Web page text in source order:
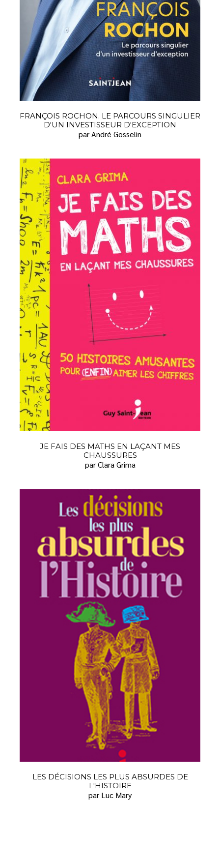
FRANÇOIS ROCHON. LE PARCOURS SINGULIER
D'UN INVESTISSEUR D'EXCEPTION
par André Gosselin
JE FAIS DES MATHS EN LAÇANT MES
CHAUSSURES
par Clara Grima
LES DÉCISIONS LES PLUS ABSURDES DE
L'HISTOIRE
par Luc Mary